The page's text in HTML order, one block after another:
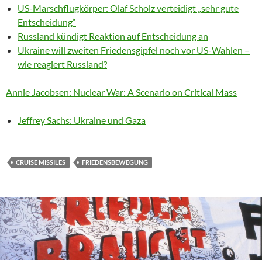
US-Marschflugkörper: Olaf Scholz verteidigt „sehr gute
Entscheidung“
Russland kündigt Reaktion auf Entscheidung an
Ukraine will zweiten Friedensgipfel noch vor US-Wahlen –
wie reagiert Russland?
Annie Jacobsen: Nuclear War: A Scenario on Critical Mass
Jeffrey Sachs: Ukraine und Gaza
CRUISE MISSILES FRIEDENSBEWEGUNG